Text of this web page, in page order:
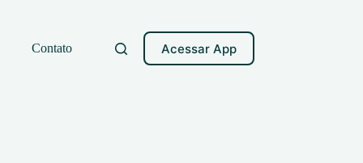
Contato Acessar App